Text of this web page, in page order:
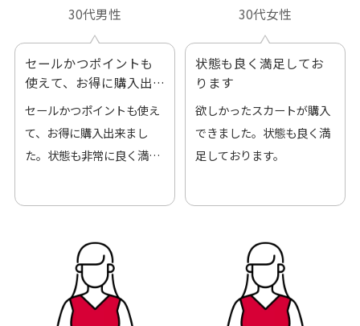
30代男性
セールかつポイントも
使えて、お得に購入出
来ました
セールかつポイントも使え
て、お得に購入出来まし
た。状態も非常に良く満足
30代女性
状態も良く満足してお
ります
欲しかったスカートが購入
できました。状態も良く満
足しております。